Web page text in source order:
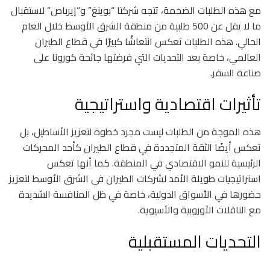
مع هذه الطلبات الضخمة، تتجه شركتا “بوينغ” و”إيرباص” لاستقبال
ما لا يقل عن 500 طلبية من منطقة الشرق الأوسط خلال العام
الحالي. هذه الطلبات تعكس انتعاشًا كبيرًا في قطاع الطيران
العالمي، خاصة بعد التحديات التي فرضتها جائحة كورونا على
صناعة السفر.
تأثيرات اقتصادية واستراتيجية
هذه الموجة من الطلبات ليست مجرد خطوة لتعزيز الأساطيل، بل
تعكس أيضًا الثقة المتجددة في قطاع الطيران كأحد المحركات
الرئيسية للنمو الاقتصادي في المنطقة. كما أنها تعكس
استراتيجيات طويلة الأمد لشركات الطيران في الشرق الأوسط لتعزيز
حضورها في الأسواق الدولية، خاصة في ظل المنافسة الشديدة
مع الناقلات الأوروبية والأسيوية.
التحديات المستقبلية